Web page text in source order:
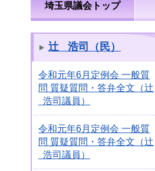
埼玉県議会トップ
辻 浩司（民）
令和元年6月定例会 一般質
問 質疑質問・答弁全文（辻
浩司議員）
令和元年6月定例会 一般質
問 質疑質問・答弁全文（辻
浩司議員）